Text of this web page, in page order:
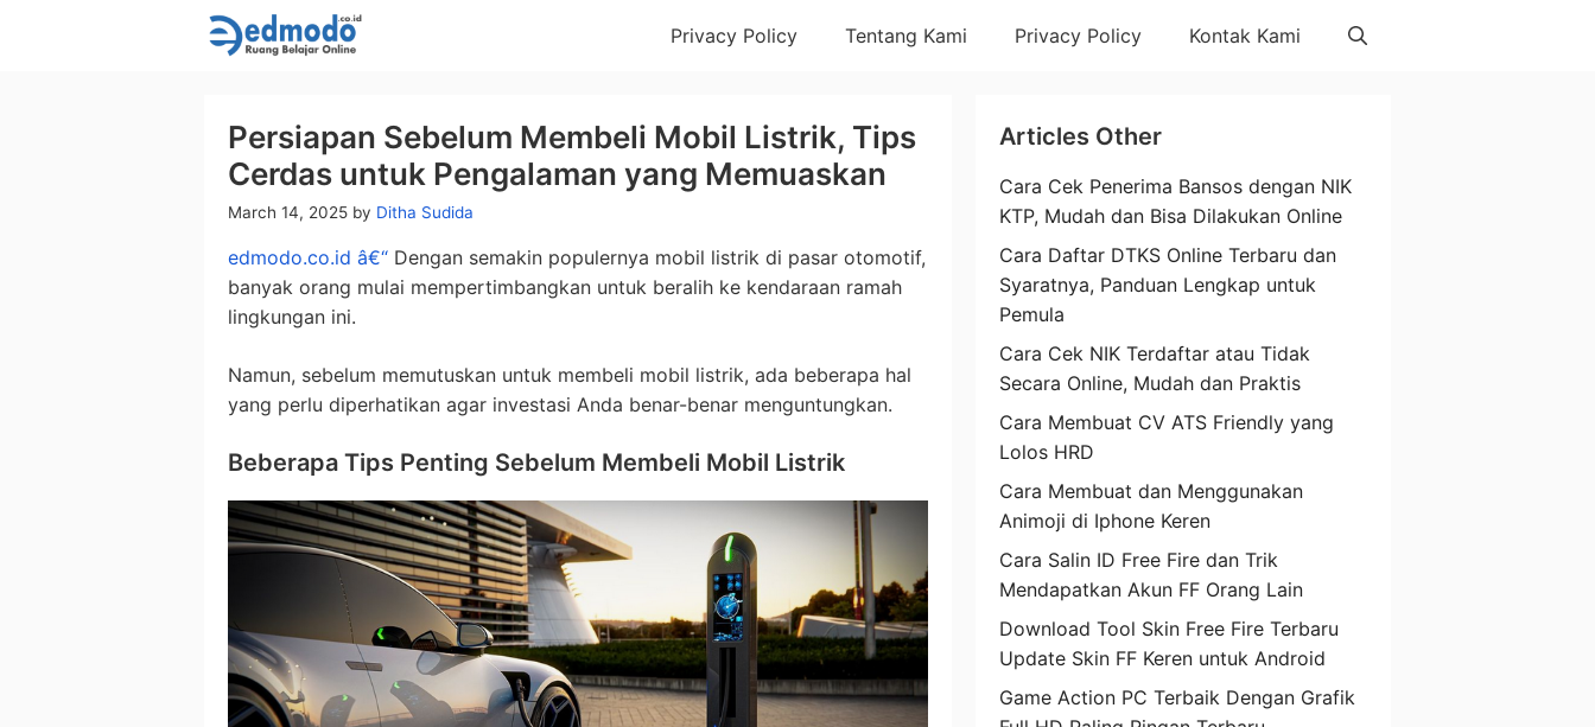
Privacy Policy Tentang Kami Privacy Policy Kontak Kami
Persiapan Sebelum Membeli Mobil Listrik, Tips
Cerdas untuk Pengalaman yang Memuaskan
March 14, 2025 by Ditha Sudida
edmodo.co.id â€“ Dengan semakin populernya mobil listrik di pasar otomotif,
banyak orang mulai mempertimbangkan untuk beralih ke kendaraan ramah
lingkungan ini.
Namun, sebelum memutuskan untuk membeli mobil listrik, ada beberapa hal
yang perlu diperhatikan agar investasi Anda benar-benar menguntungkan.
Beberapa Tips Penting Sebelum Membeli Mobil Listrik
Articles Other
Cara Cek Penerima Bansos dengan NIK
KTP, Mudah dan Bisa Dilakukan Online
Cara Daftar DTKS Online Terbaru dan
Syaratnya, Panduan Lengkap untuk
Pemula
Cara Cek NIK Terdaftar atau Tidak
Secara Online, Mudah dan Praktis
Cara Membuat CV ATS Friendly yang
Lolos HRD
Cara Membuat dan Menggunakan
Animoji di Iphone Keren
Cara Salin ID Free Fire dan Trik
Mendapatkan Akun FF Orang Lain
Download Tool Skin Free Fire Terbaru
Update Skin FF Keren untuk Android
Game Action PC Terbaik Dengan Grafik